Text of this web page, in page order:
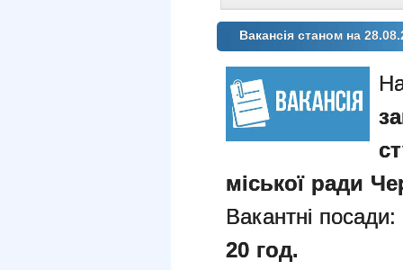
Вакансія станом на
міської ради
Вакантні посади:
20 год.